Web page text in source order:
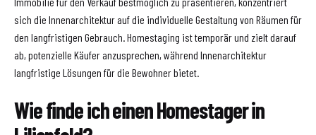
sich die Innenarchitektur auf die individuelle Gestaltung von Räumen für
den langfristigen Gebrauch. Homestaging ist temporär und zielt darauf
ab, potenzielle Käufer anzusprechen, während Innenarchitektur
langfristige Lösungen für die Bewohner bietet.
Wie finde ich einen Homestager in